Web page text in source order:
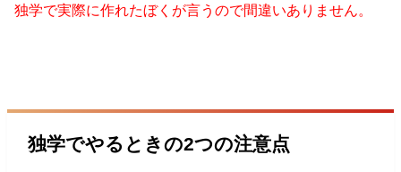
独学で実際に作れたぼくが言うので間違いありません。
独学でやるときの2つの注意点